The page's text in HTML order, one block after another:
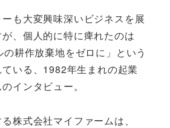
も大変興味深いビジネスを展
、個人的に特に痺れたのは
の耕作放棄地をゼロに」という
いる、1982年生まれの起業
インタビュー。
株式会社マイファームは、